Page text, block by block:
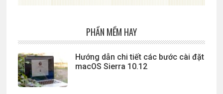
PHẦN MỀM HAY
Hướng dẫn chi tiết các bước cài đặt
macOS Sierra 10.12